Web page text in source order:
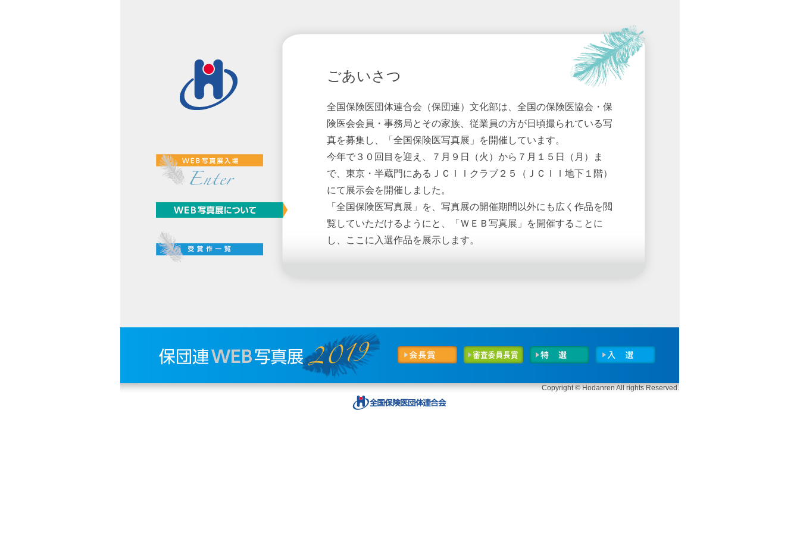
ごあいさつ
全国保険医団体連合会（保団連）文化部は、全国の保険医協会・保
険医会会員・事務局とその家族、従業員の方が日頃撮られている写
真を募集し、「全国保険医写真展」を開催しています。
今年で３０回目を迎え、７月９日（火）から７月１５日（月）ま
で、東京・半蔵門にあるＪＣＩＩクラブ２５（ＪＣＩＩ地下１階）
にて展示会を開催しました。
「全国保険医写真展」を、写真展の開催期間以外にも広く作品を閲
覧していただけるようにと、「ＷＥＢ写真展」を開催することに
し、ここに入選作品を展示します。
Copyright © Hodanren All rights Reserved.